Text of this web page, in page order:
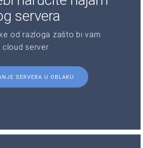
servera
od razloga zašto bi vam
server.
SERVERA U OBLAKU